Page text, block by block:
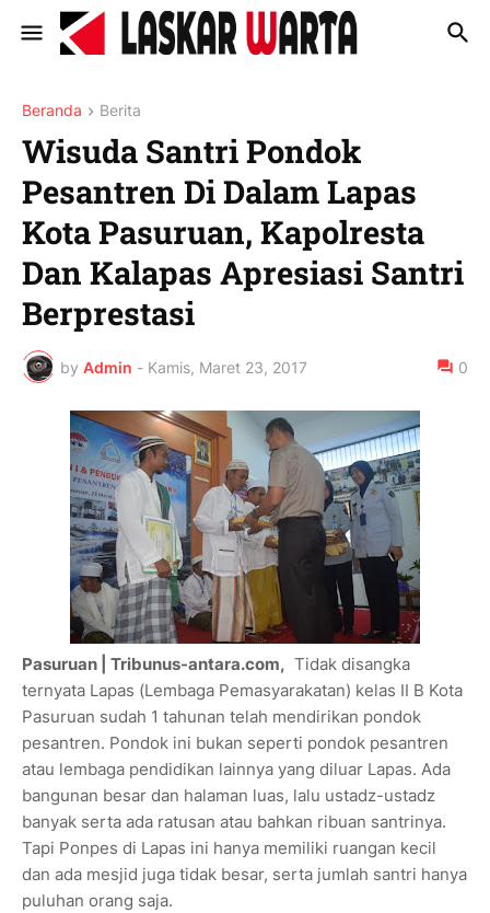
Beranda Berita
Wisuda Santri Pondok
Pesantren Di Dalam Lapas
Kota Pasuruan, Kapolresta
Dan Kalapas Apresiasi Santri
Berprestasi
by Admin - Kamis, Maret 23, 2017 0
Pasuruan | Tribunus-antara.com, Tidak disangka
ternyata Lapas (Lembaga Pemasyarakatan) kelas II B Kota
Pasuruan sudah 1 tahunan telah mendirikan pondok
pesantren. Pondok ini bukan seperti pondok pesantren
atau lembaga pendidikan lainnya yang diluar Lapas. Ada
bangunan besar dan halaman luas, lalu ustadz-ustadz
banyak serta ada ratusan atau bahkan ribuan santrinya.
Tapi Ponpes di Lapas ini hanya memiliki ruangan kecil
dan ada mesjid juga tidak besar, serta jumlah santri hanya
puluhan orang saja.